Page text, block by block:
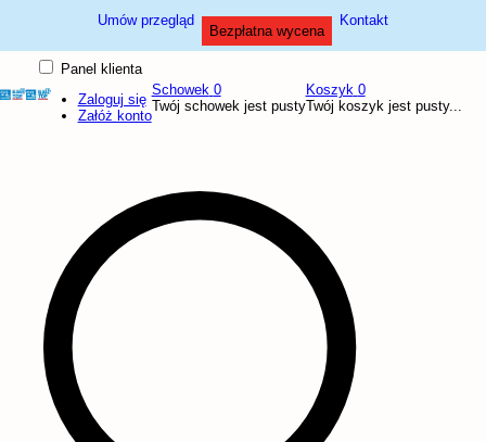
Umów przegląd
Bezpłatna wycena
Kontakt
Panel klienta
Zaloguj się
Załóż konto
Schowek 0
Twój schowek jest pusty
Koszyk 0
Twój koszyk jest pusty...